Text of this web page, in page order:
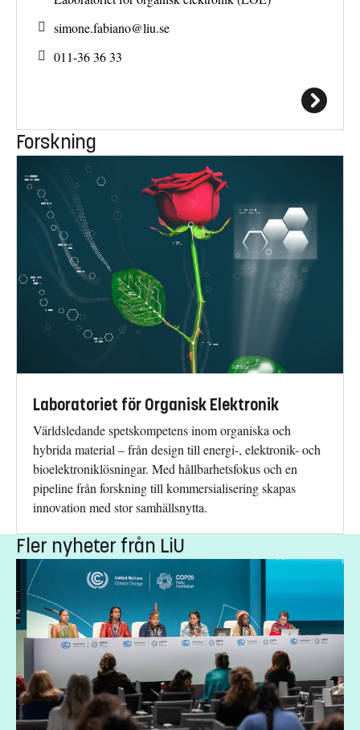
simone.fabiano@liu.se
011-36 36 33
Forskning
Laboratoriet för Organisk Elektronik
Världsledande spetskompetens inom organiska och
hybrida material – från design till energi-, elektronik- och
bioelektroniklösningar. Med hållbarhetsfokus och en
pipeline från forskning till kommersialisering skapas
innovation med stor samhällsnytta.
Fler nyheter från LiU